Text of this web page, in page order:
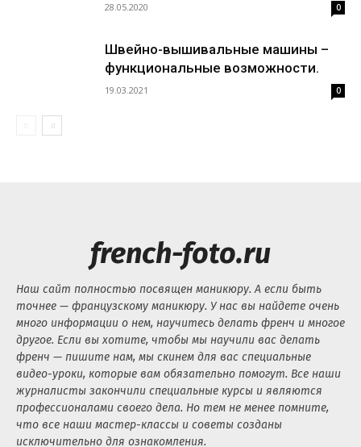
28.05.2020 0
Швейно-вышивальные машины –
функциональные возможности.
19.03.2021 0
french-foto.ru
Наш сайт полностью посвящен маникюру. А если быть
точнее — французскому маникюру. У нас вы найдете очень
много информации о нем, научитесь делать френч и многое
другое. Если вы хотите, чтобы мы научили вас делать
френч — пишите нам, мы скинем для вас специальные
видео-уроки, которые вам обязательно помогут. Все наши
журналисты закончили специальные курсы и являются
профессионалами своего дела. Но тем не менее помните,
что все наши мастер-классы и советы созданы
исключительно для ознакомления.